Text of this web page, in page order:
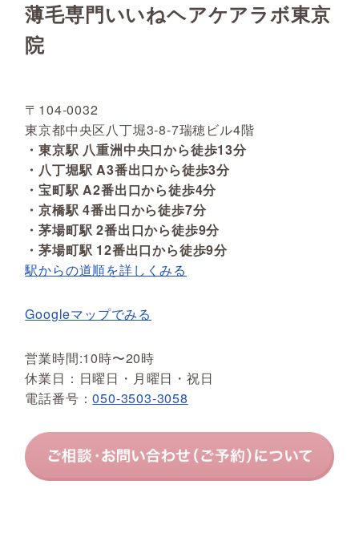
薄毛専門いいねヘアケアラボ東京
院
〒104-0032
東京都中央区八丁堀3-8-7瑞穂ビル4階
・東京駅 八重洲中央口から徒歩13分
・八丁堀駅 A3番出口から徒歩3分
・宝町駅 A2番出口から徒歩4分
・京橋駅 4番出口から徒歩7分
・茅場町駅 2番出口から徒歩9分
・茅場町駅 12番出口から徒歩9分
駅からの道順を詳しくみる
Googleマップでみる
営業時間:10時〜20時
休業日：日曜日・月曜日・祝日
電話番号：050-3503-3058